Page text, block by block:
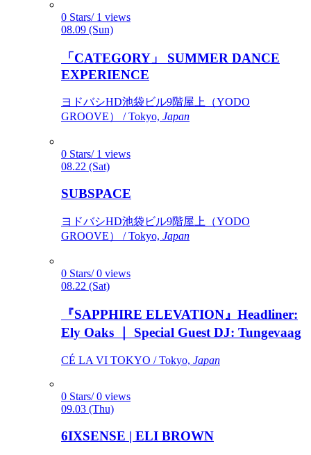
0 Stars/ 1 views
08.09 (Sun)
「CATEGORY」 SUMMER DANCE
EXPERIENCE
ヨドバシHD池袋ビル9階屋上（YODO
GROOVE） / Tokyo, Japan
0 Stars/ 1 views
08.22 (Sat)
SUBSPACE
ヨドバシHD池袋ビル9階屋上（YODO
GROOVE） / Tokyo, Japan
0 Stars/ 0 views
08.22 (Sat)
『SAPPHIRE ELEVATION』Headliner:
Ely Oaks ｜ Special Guest DJ: Tungevaag
CÉ LA VI TOKYO / Tokyo, Japan
0 Stars/ 0 views
09.03 (Thu)
6IXSENSE | ELI BROWN